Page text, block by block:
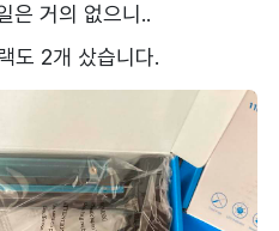
은 거의 없으니..
도 2개 샀습니다.